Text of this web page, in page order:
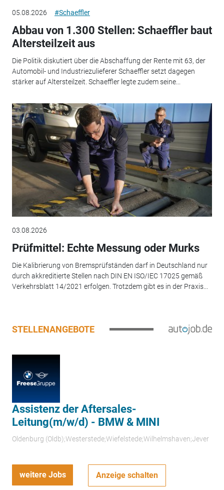
05.08.2026 #Schaeffler
Abbau von 1.300 Stellen: Schaeffler baut
Altersteilzeit aus
Die Politik diskutiert über die Abschaffung der Rente mit 63, der
Automobil- und Industriezulieferer Schaeffler setzt dagegen
stärker auf Altersteilzeit. Schaeffler legte zudem seine...
03.08.2026
Prüfmittel: Echte Messung oder Murks
Die Kalibrierung von Bremsprüfständen darf in Deutschland nur
durch akkreditierte Stellen nach DIN EN ISO/IEC 17025 gemäß
Verkehrsblatt 14/2021 erfolgen. Trotzdem gibt es in der Praxis...
STELLENANGEBOTE
Assistenz der Aftersales-
Leitung(m/w/d) - BMW & MINI
Oldenburg (Oldb);Westerstede;Wiefelstede;Wilhelmshaven;Jever
weitere Jobs Anzeige schalten